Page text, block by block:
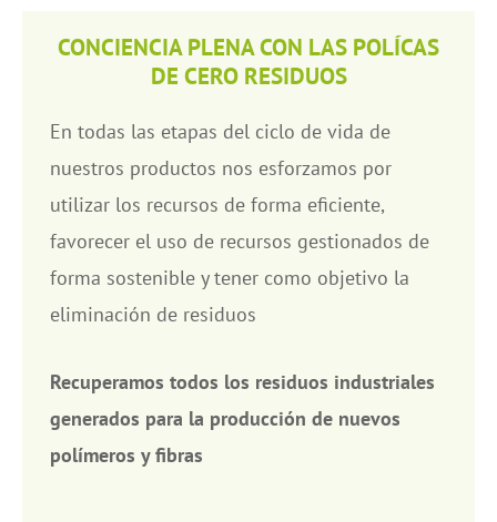
CONCIENCIA PLENA CON LAS POLÍCAS
DE CERO RESIDUOS
En todas las etapas del ciclo de vida de
nuestros productos nos esforzamos por
utilizar los recursos de forma eficiente,
favorecer el uso de recursos gestionados de
forma sostenible y tener como objetivo la
eliminación de residuos
Recuperamos todos los residuos industriales
generados para la producción de nuevos
polímeros y fibras